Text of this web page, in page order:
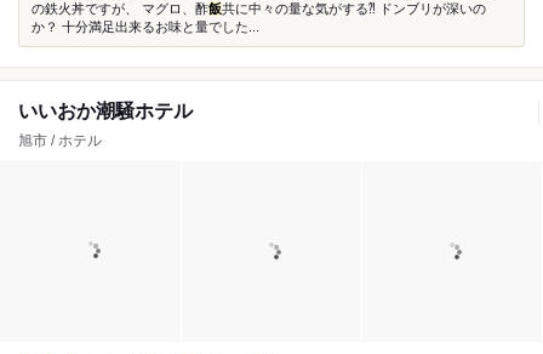
の鉄火丼ですが、 マグロ、酢飯共に中々の量な気がする⁈ ドンブリが深いの
か？ 十分満足出来るお味と量でした...
いいおか潮騒ホテル
旭市 / ホテル